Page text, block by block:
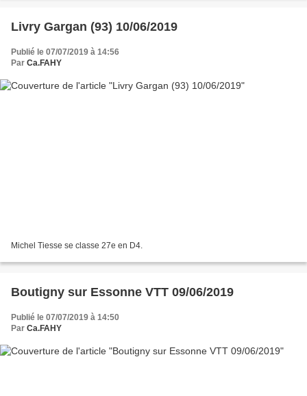
Livry Gargan (93) 10/06/2019
Publié le 07/07/2019 à 14:56
Par Ca.FAHY
Michel Tiesse se classe 27e en D4.
Boutigny sur Essonne VTT 09/06/2019
Publié le 07/07/2019 à 14:50
Par Ca.FAHY